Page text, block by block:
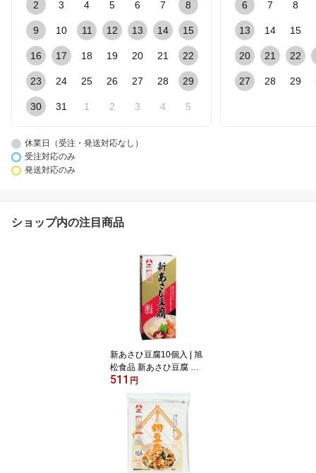
2 3 4 5 6 7 8
9 10 11 12 13 14 15
16 17 18 19 20 21 22
23 24 25 26 27 28 29
30 31 1 2 3 4 5
6 7 8
13 14 15
20 21 22
27 28 29
休業日（受注・発送対応なし）
受注対応のみ
発送対応のみ
ショップ内の注目商品
新あさひ豆腐10個入 | 旭
松食品 新あさひ豆腐 旭
松 こうや豆腐 高野豆腐
凍り豆腐 凍み豆腐
511 円